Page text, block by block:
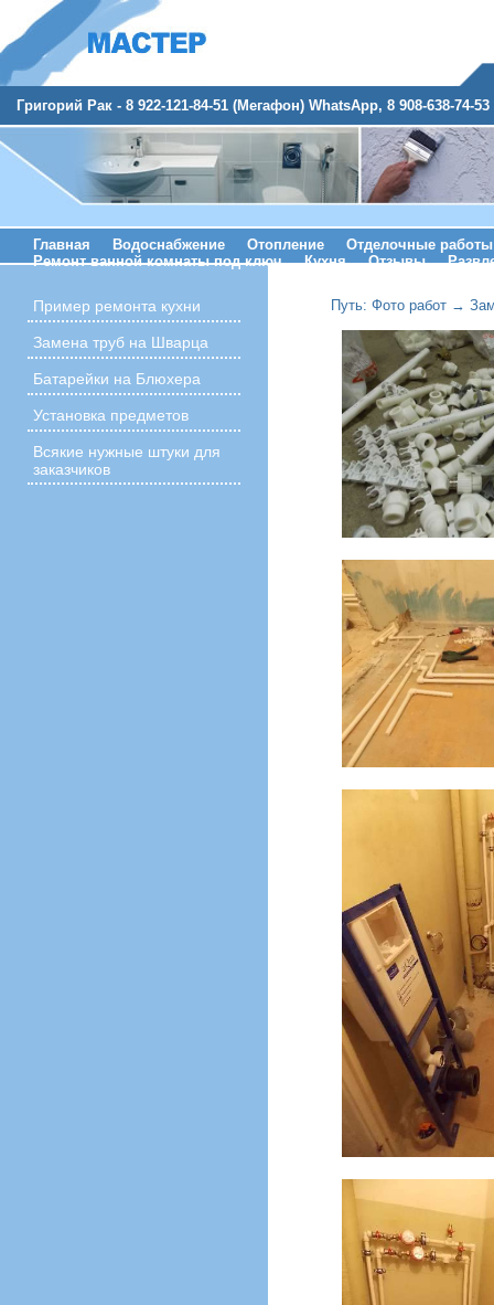
Григорий Рак - 8 922-121-84-51 (Мегафон) WhatsApp, 8 908-638-74-
Главная Водоснабжение Отопление
Отделочные работы
Ремонт ванной комнаты под ключ
Кухня Отзывы
Пример ремонта кухни
Замена труб на Шварца
Батарейки на Блюхера
Установка предметов
Всякие нужные штуки для
заказчиков
Путь: Фото работ →